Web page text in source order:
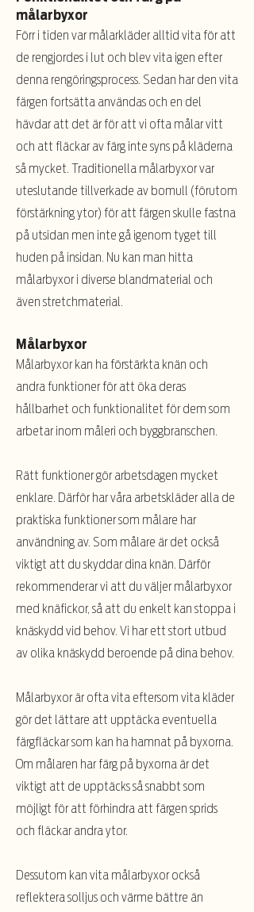
målarbyxor
Förr i tiden var målarkläder alltid vita för att
de rengjordes i lut och blev vita igen efter
denna rengöringsprocess. Sedan har den vita
färgen fortsätta användas och en del
hävdar att det är för att vi ofta målar vitt
och att fläckar av färg inte syns på kläderna
så mycket. Traditionella målarbyxor var
uteslutande tillverkade av bomull (förutom
förstärkning ytor) för att färgen skulle fastna
på utsidan men inte gå igenom tyget till
huden på insidan. Nu kan man hitta
målarbyxor i diverse blandmaterial och
även stretchmaterial.
Målarbyxor
Målarbyxor kan ha förstärkta knän och
andra funktioner för att öka deras
hållbarhet och funktionalitet för dem som
arbetar inom måleri och byggbranschen.
Rätt funktioner gör arbetsdagen mycket
enklare. Därför har våra arbetskläder alla de
praktiska funktioner som målare har
användning av. Som målare är det också
viktigt att du skyddar dina knän. Därför
rekommenderar vi att du väljer målarbyxor
med knäfickor, så att du enkelt kan stoppa i
knäskydd vid behov. Vi har ett stort utbud
av olika knäskydd beroende på dina behov.
Målarbyxor är ofta vita eftersom vita kläder
gör det lättare att upptäcka eventuella
färgfläckar som kan ha hamnat på byxorna.
Om målaren har färg på byxorna är det
viktigt att de upptäcks så snabbt som
möjligt för att förhindra att färgen sprids
och fläckar andra ytor.
Dessutom kan vita målarbyxor också
reflektera solljus och värme bättre än